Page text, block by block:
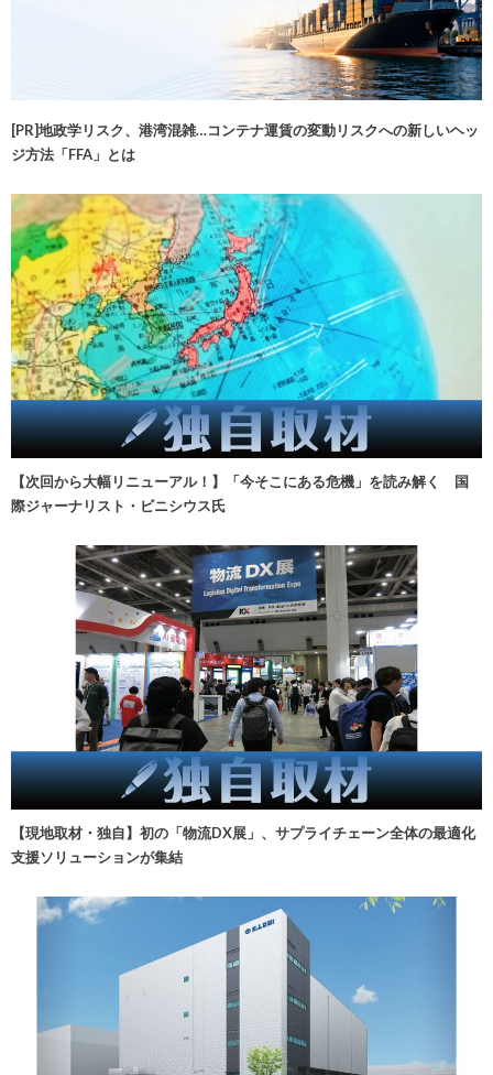
[PR]地政学リスク、港湾混雑…コンテナ運賃の変動リスクへの新しいヘッ
ジ方法「FFA」とは
【次回から大幅リニューアル！】「今そこにある危機」を読み解く 国
際ジャーナリスト・ビニシウス氏
【現地取材・独自】初の「物流DX展」、サプライチェーン全体の最適化
支援ソリューションが集結